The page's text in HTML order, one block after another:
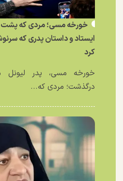
خورخه مسی؛ مردی که پشت
ایستاد و داستان پدری که
کرد
درگذشت؛ مردی که...